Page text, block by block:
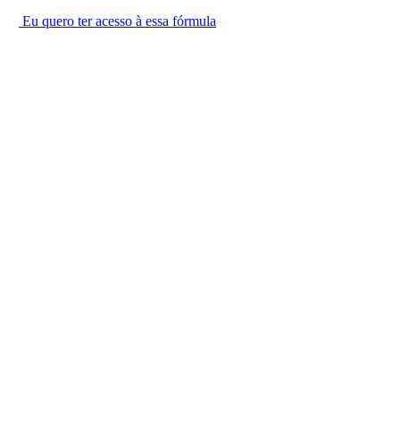
Eu quero ter acesso à essa fórmula